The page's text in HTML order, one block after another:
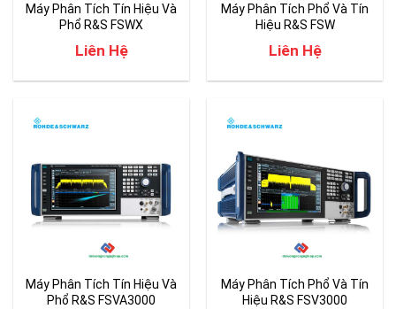
Máy Phân Tích Tín Hiệu Và
Phổ R&S FSWX
Liên Hệ
Máy Phân Tích Phổ Và Tín
Hiệu R&S FSW
Liên Hệ
Máy Phân Tích Tín Hiệu Và
Phổ R&S FSVA3000
Máy Phân Tích Phổ Và Tín
Hiệu R&S FSV3000